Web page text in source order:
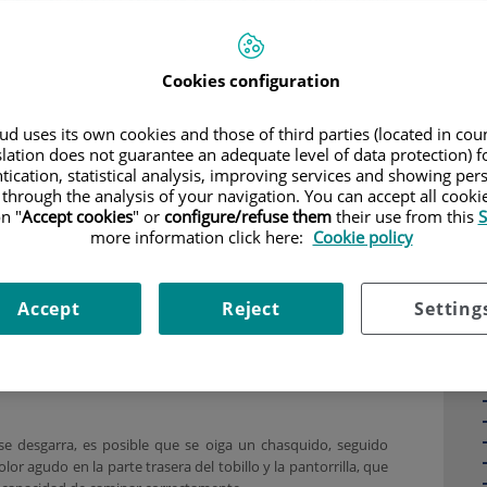
se trata de una lesión frecuente que afecta la parte
Ocurre principalmente en las personas que practican
sucederle a cualquiera.
tendón que une el músculo Tríceps Sural con el
laparte posterior del tobillo y es fundamental para la
la marcha. Si se estira en exceso el tendón de Aquiles,
total o parcialmente.
accidente con una sección directa del Tendón de Aquiles,
espontánea tras un esfuerzo en un tendón
por sobrecarga continuada.
desgarra, es posible que se oiga un chasquido, seguido
agudo en la parte trasera del tobillo y la pantorrilla, que
Cookies configuration
uses its own cookies and those of third parties (located in
does not guarantee an adequate level of data protection)
statistical analysis, improving services and showing
the analysis of your navigation. You can accept all
"Accept cookies" or configure/refuse themtheir use from this
more information click here: Cookie policy
Reject
Accept